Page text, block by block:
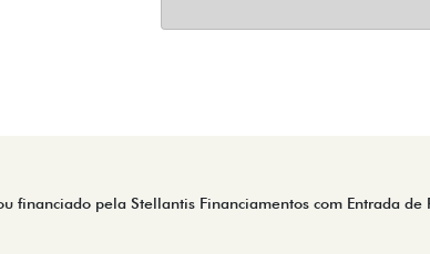
financiado pela Stellantis Financiamentos com Entrada de